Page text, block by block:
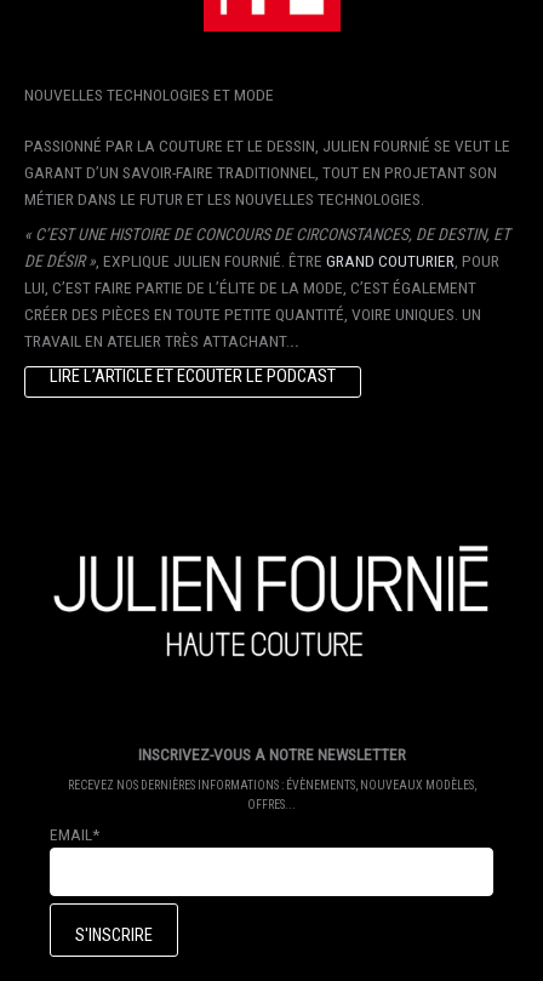
NOUVELLES TECHNOLOGIES ET MODE
PASSIONNÉ PAR LA COUTURE ET LE DESSIN, JULIEN FOURNIÉ SE VEUT LE
GARANT D’UN SAVOIR-FAIRE TRADITIONNEL, TOUT EN PROJETANT SON
MÉTIER DANS LE FUTUR ET LES NOUVELLES TECHNOLOGIES.
« C’EST UNE HISTOIRE DE CONCOURS DE CIRCONSTANCES, DE DESTIN, ET
DE DÉSIR » , EXPLIQUE JULIEN FOURNIÉ. ÊTRE GRAND COUTURIER , POUR
LUI, C’EST FAIRE PARTIE DE L’ÉLITE DE LA MODE, C’EST ÉGALEMENT
CRÉER DES PIÈCES EN TOUTE PETITE QUANTITÉ, VOIRE UNIQUES. UN
TRAVAIL EN ATELIER TRÈS ATTACHANT. ..
LIRE L’ARTICLE ET ECOUTER LE PODCAST
INSCRIVEZ-VOUS A NOTRE NEWSLETTER
RECEVEZ NOS DERNIÈRES INFORMATIONS : ÉVÈNEMENTS, NOUVEAUX MODÈLES,
OFFRES...
EMAIL*